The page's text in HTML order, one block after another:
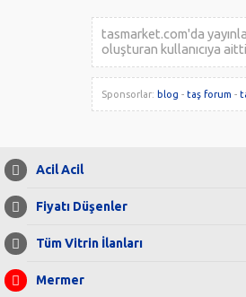
tasmarket.com'da
oluşturan kullanıcıya
Sponsorlar: blog - taş forum -
Acil Acil
Fiyatı Düşenler
Tüm Vitrin İlanları
Mermer